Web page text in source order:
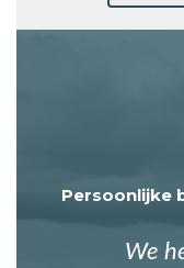
Persoonlijke
We